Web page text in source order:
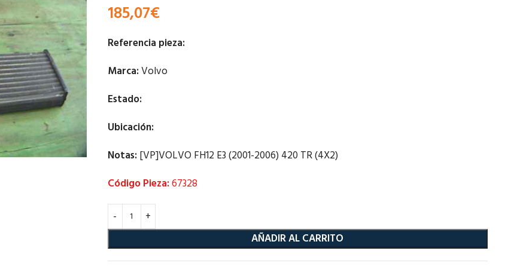
185,07€
Referencia pieza:
Marca:Volvo
Estado:
Ubicación:
Notas: [VP]VOLVO FH12 E3 (2001-2006) 420 TR (4X2)
Código Pieza:67328
AÑADIR AL CARRITO